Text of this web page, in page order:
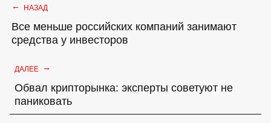
← НАЗАД
Все меньше российских компаний занимают
средства у инвесторов
ДАЛЕЕ →
Обвал крипторынка: эксперты советуют не
паниковать